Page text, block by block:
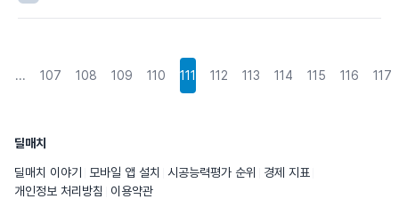
... 107 108 109 110 111 112 113 114 115 116 117
딜매치
딜매치 이야기 모바일 앱 설치 시공능력평가 순위
경제 지표
개인정보 처리방침
이용약관